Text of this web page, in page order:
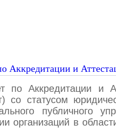
Аккредитации и
по Аккредитации и
со статусом
публичного
организаций в